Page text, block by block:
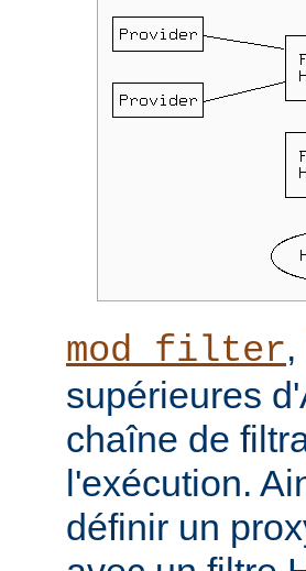
mod_filter
supérieures
chaîne de
l'exécution.
définir un